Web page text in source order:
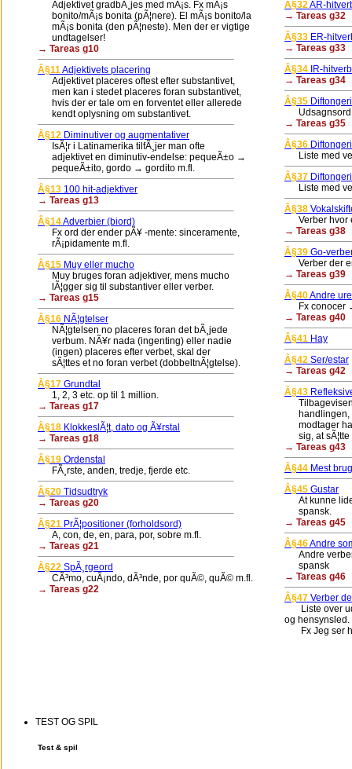
Adjektivet gradbÃ¸jes med mÃ¡s. Fx mÃ¡s
bonito/mÃ¡s bonita (pÃ¦nere). El mÃ¡s bonito/la
mÃ¡s bonita (den pÃ¦neste). Men der er vigtige
undtagelser!
→ Tareas g10
Â§11Adjektivets placering
Adjektivet placeres oftest efter substantivet,
men kan i stedet placeres foran substantivet,
hvis der er tale om en forventet eller allerede
kendt oplysning om substantivet.
Â§12 Diminutiver og augmentativer
IsÃ¦r i Latinamerika tilfÃ¸jer man ofte
adjektivet en diminutiv-endelse: pequeÃ±o →
pequeÃ±ito, gordo → gordito m.fl.
Â§13 100 hit-adjektiver
→ Tareas g13
Â§14Adverbier (biord)
Fx ord der ender pÃ¥ -mente: sinceramente,
rÃ¡pidamente m.fl.
Â§15 Muy eller mucho
Muy bruges foran adjektiver, mens mucho
lÃ¦gger sig til substantiver eller verber.
→ Tareas g15
Â§16 NÃ¦gtelser
NÃ¦gtelsen no placeres foran det bÃ¸jede
verbum. NÃ¥r nada (ingenting) eller nadie
(ingen) placeres efter verbet, skal der
sÃ¦ttes et no foran verbet (dobbeltnÃ¦gtelse).
Â§17 Grundtal
1, 2, 3 etc. op til 1 million.
→ Tareas g17
Â§18 KlokkeslÃ¦t, dato og Ã¥rstal
→ Tareas g18
Â§19 Ordenstal
FÃ¸rste, anden, tredje, fjerde etc.
Â§20 Tidsudtryk
→ Tareas g20
Â§21 PrÃ¦positioner (forholdsord)
A, con, de, en, para, por, sobre m.fl.
→ Tareas g21
Â§22 SpÃ¸rgeord
CÃ³mo, cuÃ¡ndo, dÃ³nde, por quÃ©, quÃ© m.fl.
→ Tareas g22
Â§32AR-
→ Tareas g32
Â§33 ER-
→ Tareas g33
Â§34 IR-
→ Tareas g34
Â§35
Udsagnsord
→ Tareas g35
Â§36
Liste med
Â§37
Liste med
Â§38
Verber hvor
→ Tareas g38
Â§39 Go-
Verber der
→ Tareas g39
Â§40Andre
Fx conocer
→ Tareas g40
Â§41 Hay
Â§42 Ser/estar
→ Tareas g42
Â§43
handlingen,
modtager
sig, at sÃ¦tte
→ Tareas g43
Â§44 Mest
Â§45 Gustar
At kunne lide
spansk.
→ Tareas g45
Â§46Andre
Andre
spansk
→ Tareas g46
Â§47 Verber
Liste over
og hensynsled.
Fx Jeg ser
TEST OG SPIL
Test & spil